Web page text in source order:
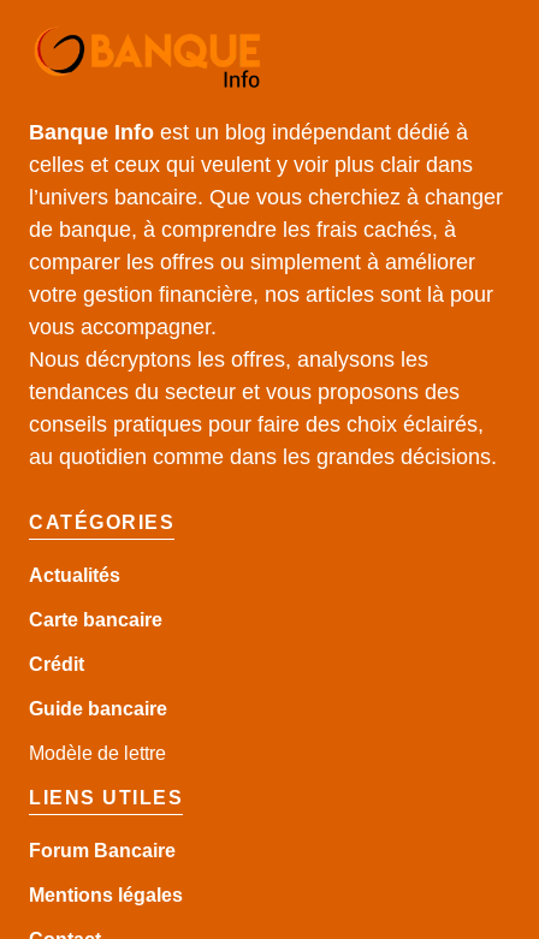
Banque Info est un blog indépendant dédié à
celles et ceux qui veulent y voir plus clair dans
l’univers bancaire. Que vous cherchiez à changer
de banque, à comprendre les frais cachés, à
comparer les offres ou simplement à améliorer
votre gestion financière, nos articles sont là pour
vous accompagner.
Nous décryptons les offres, analysons les
tendances du secteur et vous proposons des
conseils pratiques pour faire des choix éclairés,
au quotidien comme dans les grandes décisions.
CATÉGORIES
Actualités
Carte bancaire
Crédit
Guide bancaire
Modèle de lettre
LIENS UTILES
Forum Bancaire
Mentions légales